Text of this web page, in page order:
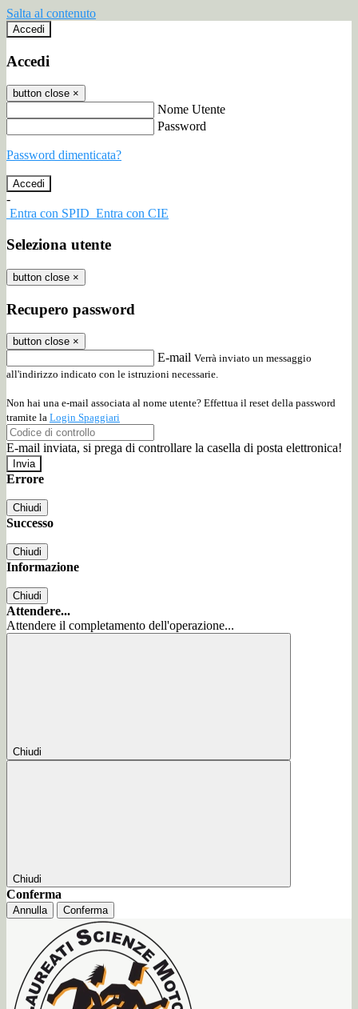
Salta al contenuto
Accedi
Accedi
button close ×
Nome Utente
Password
Password dimenticata?
-
Entra con SPID Entra con CIE
Seleziona utente
button close ×
Recupero password
button close ×
E-mail Verrà inviato un messaggio
all'indirizzo indicato con le istruzioni necessarie.
Non hai una e-mail associata al nome utente? Effettua il reset della password
tramite la Login Spaggiari
E-mail inviata, si prega di controllare la casella di posta elettronica!
Errore
Chiudi
Successo
Chiudi
Informazione
Chiudi
Attendere...
Attendere il completamento dell'operazione...
Chiudi
Chiudi
Conferma
Annulla Conferma